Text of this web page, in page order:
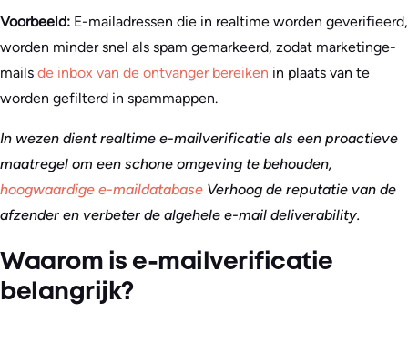
Voorbeeld: E-mailadressen die in realtime worden geverifieerd,
worden minder snel als spam gemarkeerd, zodat marketinge-
mails de inbox van de ontvanger bereiken in plaats van te
worden gefilterd in spammappen.
In wezen dient realtime e-mailverificatie als een proactieve
maatregel om een schone omgeving te behouden,
hoogwaardige e-maildatabase Verhoog de reputatie van de
afzender en verbeter de algehele e-mail deliverability.
Waarom is e-mailverificatie
belangrijk?